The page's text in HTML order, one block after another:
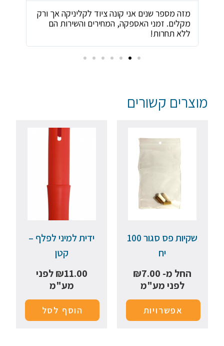
מזה מספר שנים אני קונה ציוד לקליניקה אך ורק
מקלים. זמני האספקה, המחירים והשירות הם
ללא תחרות!
מוצרים קשורים
שקיות פס סגור 100
יח
החל מ-
₪7.00
לפני מע"מ
אפשרויות
ידית למיני לפלף –
קטן
₪11.00
לפני
מע"מ
הוסף לסל